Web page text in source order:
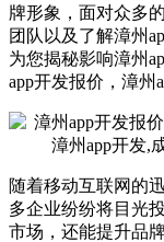
牌形象，面对众多
团队以及了解漳州
为您揭秘影响漳州
app开发报价，漳
随着移动互联网的
多企业纷纷将目光
市场，还能提升品